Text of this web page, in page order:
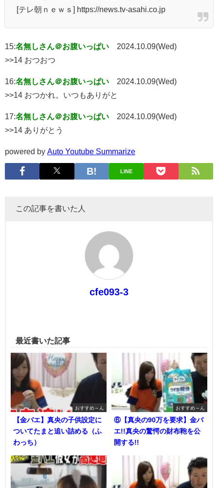
[テレ朝ｎｅｗｓ] https://news.tv-asahi.co.jp
15:名無しさん＠お腹いっぱい
2024.10.09(Wed)
>>14 おつおつ
16:名無しさん＠お腹いっぱい
2024.10.09(Wed)
>>14 おつかれ。いつもありがと
17:名無しさん＠お腹いっぱい
2024.10.09(Wed)
>>14 ありがとう
powered by Auto Youtube Summarize
LINE
この記事を書いた人
cfe093-3
最近書いた記事
おすすめ～ん
【金バエ】真央の子供設定に
ついてたまと追い詰める（ふ
わっち）
おすすめ～ん
⑥【真央の90万を要求】金バ
エ!!真央の驚愕の財布鞄を公
開する!!